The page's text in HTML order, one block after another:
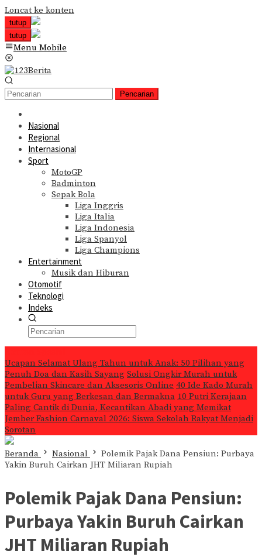
Loncat ke konten
tutup
tutup
Menu Mobile
Pencarian
Nasional
Regional
Internasional
Sport
MotoGP
Badminton
Sepak Bola
Liga Inggris
Liga Italia
Liga Indonesia
Liga Spanyol
Liga Champions
Entertainment
Musik dan Hiburan
Otomotif
Teknologi
Indeks
Ucapan Selamat Ulang Tahun untuk Anak: 50 Pilihan yang
Penuh Doa dan Kasih Sayang Solusi Ongkir Murah untuk
Pembelian Skincare dan Aksesoris Online 40 Ide Kado Murah
untuk Guru yang Berkesan dan Bermakna 10 Putri Kerajaan
Paling Cantik di Dunia, Kecantikan Abadi yang Memikat
Jember Fashion Carnaval 2026: Siswa Sekolah Rakyat Menjadi
Sorotan
Beranda Nasional
Polemik Pajak Dana Pensiun: Purbaya
Yakin Buruh Cairkan JHT Miliaran Rupiah
Polemik Pajak Dana Pensiun:
Purbaya Yakin Buruh Cairkan
JHT Miliaran Rupiah